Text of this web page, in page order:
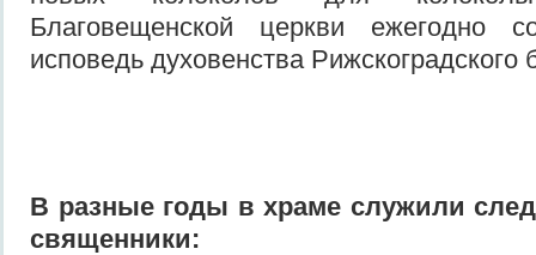
Благовещенской церкви ежегодно
исповедь духовенства Рижскоградского
В разные годы в храме служили
священники: